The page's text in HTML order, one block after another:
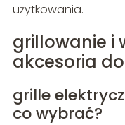
użytkowania.
grillowanie i
akcesoria
grille
co wybrać?